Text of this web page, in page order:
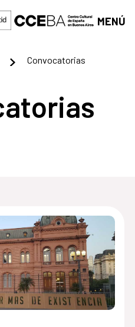
MENÚ
Convocatorias